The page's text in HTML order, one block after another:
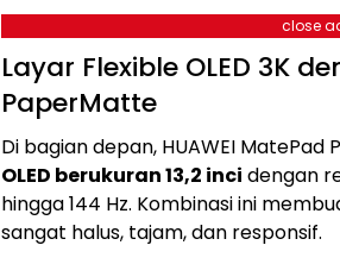
close
Layar Flexible OLED 3K
PaperMatte
Di bagian depan, HUAWEI
OLED berukuran 13,2 inci dengan
hingga 144 Hz. Kombinasi ini
sangat halus, tajam, dan responsif.